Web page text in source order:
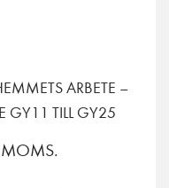
ARBETE –
GY11 TILL GY25